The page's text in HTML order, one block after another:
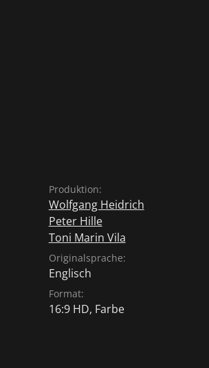
Produktion:
Wolfgang Heidrich
Peter Hille
Toni Marin Vila
Originalsprache:
Englisch
Format:
16:9 HD, Farbe